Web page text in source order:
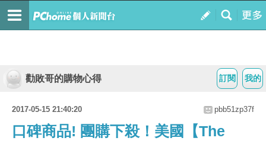
我的
訂閱
勸敗哥的購物心得
2017-05-15 21:40:20 pbb51zp37f
口碑商品! 團購下殺！美國【The